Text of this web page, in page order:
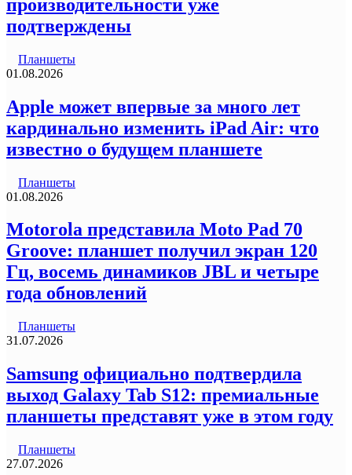
производительности уже
подтверждены
Планшеты
01.08.2026
Apple может впервые за много лет
кардинально изменить iPad Air: что
известно о будущем планшете
Планшеты
01.08.2026
Motorola представила Moto Pad 70
Groove: планшет получил экран 120
Гц, восемь динамиков JBL и четыре
года обновлений
Планшеты
31.07.2026
Samsung официально подтвердила
выход Galaxy Tab S12: премиальные
планшеты представят уже в этом году
Планшеты
27.07.2026